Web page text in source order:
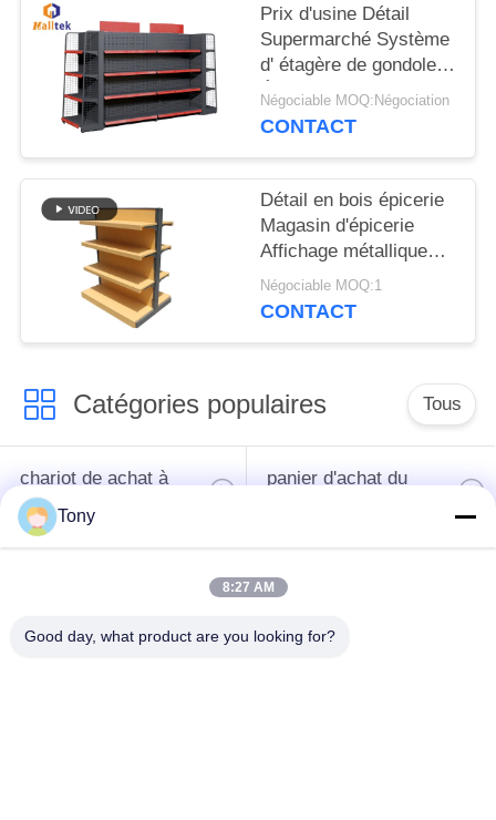
PRIVACY
POLICY
Prix d'usine Détail
Supermarché Système
d' étagère de gondole
Étagère de gondole 5
couches
Négociable MOQ:Négociation
CONTACT
Détail en bois épicerie
Magasin d'épicerie
Affichage métallique
Supermarché Racks
Étagère Pour le
Négociable MOQ:1
CONTACT
Catégories populaires Tous
chariot de achat à
supermarché
panier d'achat du
en treillis métallique
Tony
8:27 AM
Good day, what product are you looking for?